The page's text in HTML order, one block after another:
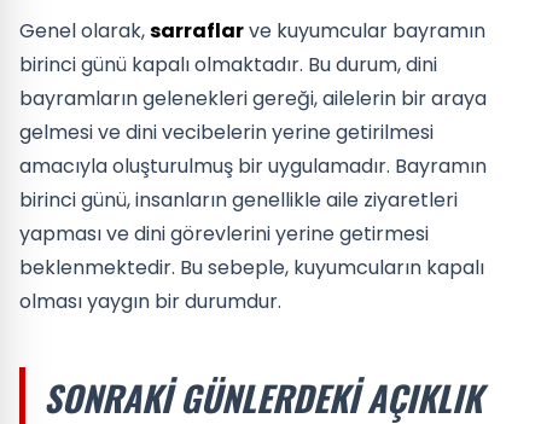
Genel olarak,sarraflarve kuyumcular bayramın
birinci günü kapalı olmaktadır. Bu durum, dini
bayramların gelenekleri gereği, ailelerin bir araya
gelmesi ve dini vecibelerin yerine getirilmesi
amacıyla oluşturulmuş bir uygulamadır. Bayramın
birinci günü, insanların genellikle aile ziyaretleri
yapması ve dini görevlerini yerine getirmesi
beklenmektedir. Bu sebeple, kuyumcuların kapalı
olması yaygın bir durumdur.
SONRAKI GÜNLERDEKI AÇIKLIK